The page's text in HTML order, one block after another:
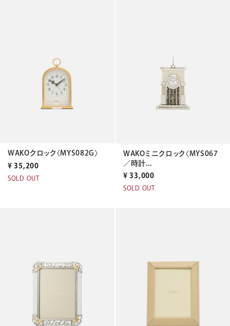
WAKOクロック〈MYS082G〉
¥ 35,200
SOLD OUT
WAKOミニクロック〈MYS067
／時計...
¥ 33,000
SOLD OUT